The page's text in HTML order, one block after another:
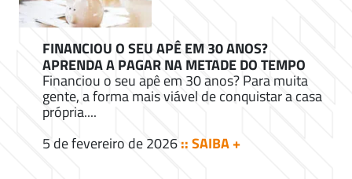
FINANCIOU O SEU APÊ EM 30 ANOS?
APRENDA A PAGAR NA METADE DO TEMPO
Financiou o seu apê em 30 anos? Para muita
gente, a forma mais viável de conquistar a casa
própria....
5 de fevereiro de 2026:: SAIBA +